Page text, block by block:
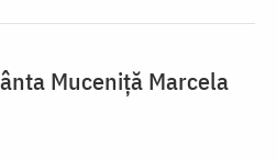
Muceniță Marcela